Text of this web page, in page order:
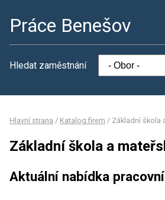
Práce Benešov
Hledat zaměstnání
Hlavní strana / Katalog firem / Základní škola
Základní škola a
Aktuální nabídka